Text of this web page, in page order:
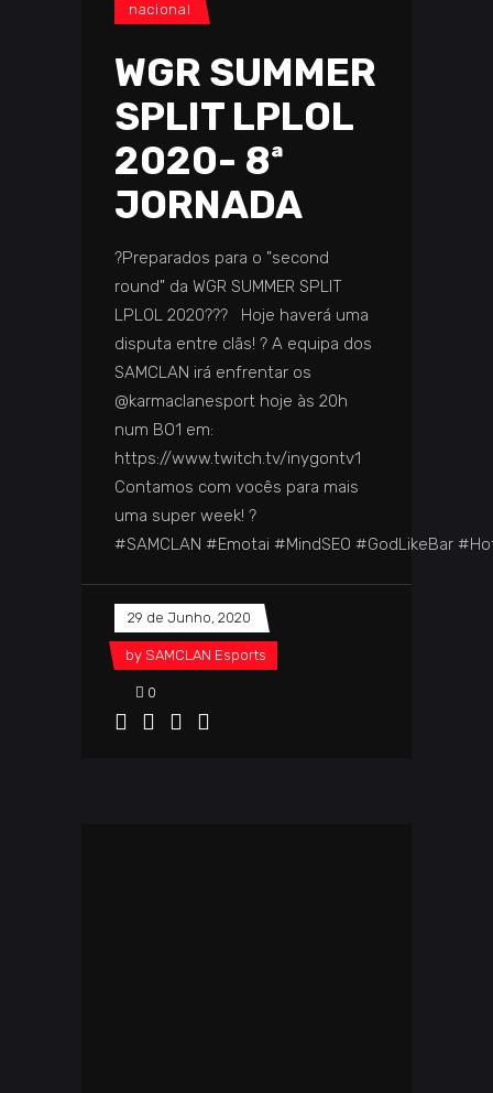
nacional
WGR SUMMER
SPLIT LPLOL
2020- 8ª
JORNADA
?Preparados para o "second
round" da WGR SUMMER SPLIT
LPLOL 2020??? Hoje haverá uma
disputa entre clãs! ? A equipa dos
SAMCLAN irá enfrentar os
@karmaclanesport hoje às 20h
num BO1 em:
https://www.twitch.tv/inygontv1
Contamos com vocês para mais
uma super week! ?
#SAMCLAN #Emotai #MindSEO #GodLikeBar
29 de Junho, 2020
by SAMCLAN Esports
0